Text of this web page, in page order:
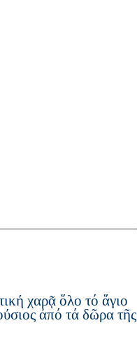
χαρᾷ ὅλο τό ἅγιο
ἀπό τά δῶρα τῆς